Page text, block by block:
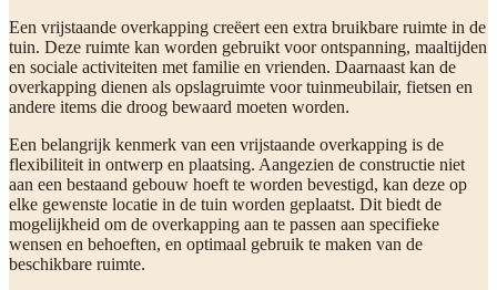
Een vrijstaande overkapping creëert een extra bruikbare ruimte in de
tuin. Deze ruimte kan worden gebruikt voor ontspanning, maaltijden
en sociale activiteiten met familie en vrienden. Daarnaast kan de
overkapping dienen als opslagruimte voor tuinmeubilair, fietsen en
andere items die droog bewaard moeten worden.
Een belangrijk kenmerk van een vrijstaande overkapping is de
flexibiliteit in ontwerp en plaatsing. Aangezien de constructie niet
aan een bestaand gebouw hoeft te worden bevestigd, kan deze op
elke gewenste locatie in de tuin worden geplaatst. Dit biedt de
mogelijkheid om de overkapping aan te passen aan specifieke
wensen en behoeften, en optimaal gebruik te maken van de
beschikbare ruimte.